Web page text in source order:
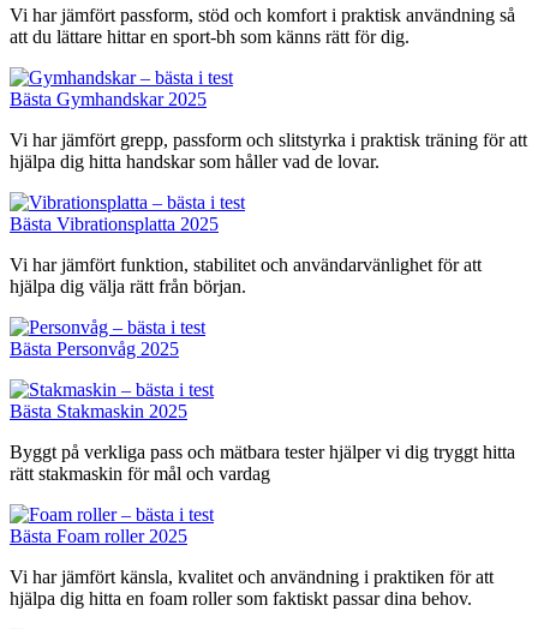
Vi har jämfört passform, stöd och komfort i praktisk användning så
att du lättare hittar en sport-bh som känns rätt för dig.
Bästa Gymhandskar 2025
Vi har jämfört grepp, passform och slitstyrka i praktisk träning för att
hjälpa dig hitta handskar som håller vad de lovar.
Bästa Vibrationsplatta 2025
Vi har jämfört funktion, stabilitet och användarvänlighet för att
hjälpa dig välja rätt från början.
Bästa Personvåg 2025
Bästa Stakmaskin 2025
Byggt på verkliga pass och mätbara tester hjälper vi dig tryggt hitta
rätt stakmaskin för mål och vardag
Bästa Foam roller 2025
Vi har jämfört känsla, kvalitet och användning i praktiken för att
hjälpa dig hitta en foam roller som faktiskt passar dina behov.